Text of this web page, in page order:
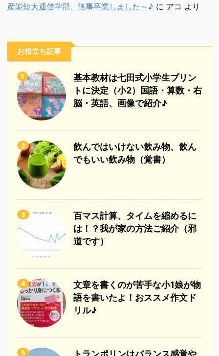
産能短大通信学部、無事卒業しました～♪ に アコ より
お役立ち記事
1
基本教材は七田式小学生プリン
トに決定（小2）国語・算数・右
脳・英語、画像で紹介♪
2
飲んではいけない飲み物、飲ん
でもいい飲み物（覚書）
3
百マス計算、タイムを縮めるに
は！？我が家の方法ご紹介（邪
道です）
4
文章を書くのが苦手な小1娘が物
語を書いたよ！おススメ作文ド
リル♪
5 トランポリンはバランス感覚や